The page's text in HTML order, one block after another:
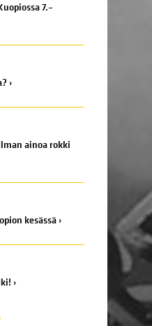
7.–
›
ainoa rokki
kesässä ›
›